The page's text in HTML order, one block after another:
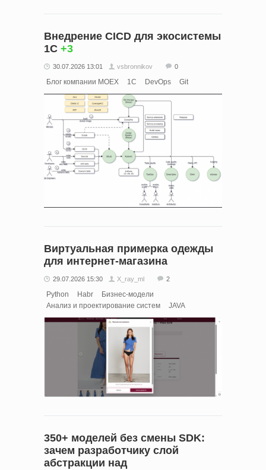
Внедрение CICD для экосистемы
1С +3
30.07.2026 13:01 vsbronnikov 0
Блог компании MOEX 1С DevOps Git
Виртуальная примерка одежды
для интернет-магазина
29.07.2026 15:30 X_ray_ml 2
Python Habr
Бизнес-модели
Анализ и проектирование систем
JAVA
350+ моделей без смены SDK:
зачем разработчику слой
абстракции над